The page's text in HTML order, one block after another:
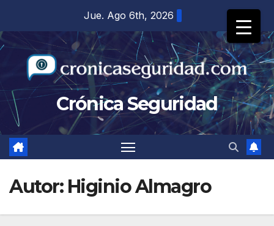
contenido
Jue. Ago 6th, 2026
Crónica Seguridad
Autor: Higinio Almagro